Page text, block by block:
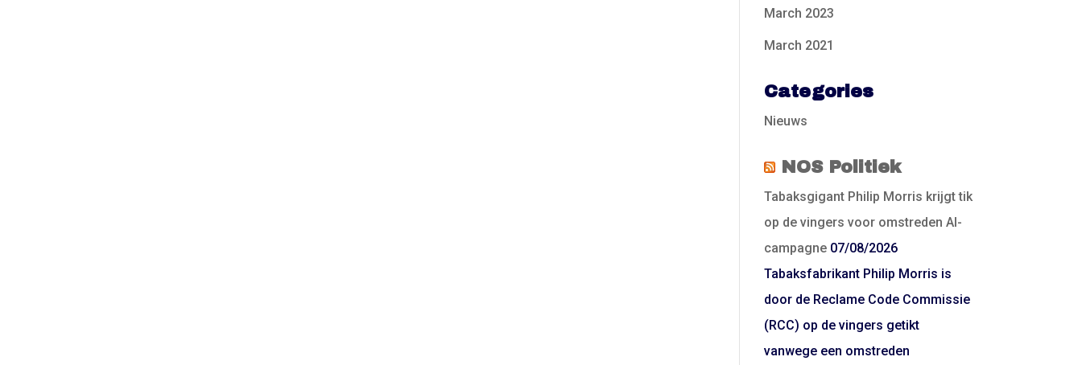
March 2023
March 2021
Categories
Nieuws
NOS Politiek
Tabaksgigant Philip Morris krijgt tik
op de vingers voor omstreden AI-
campagne 07/08/2026
Tabaksfabrikant Philip Morris is
door de Reclame Code Commissie
(RCC) op de vingers getikt
vanwege een omstreden